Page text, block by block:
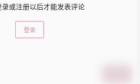
录或注册以后才能发表评论
登录